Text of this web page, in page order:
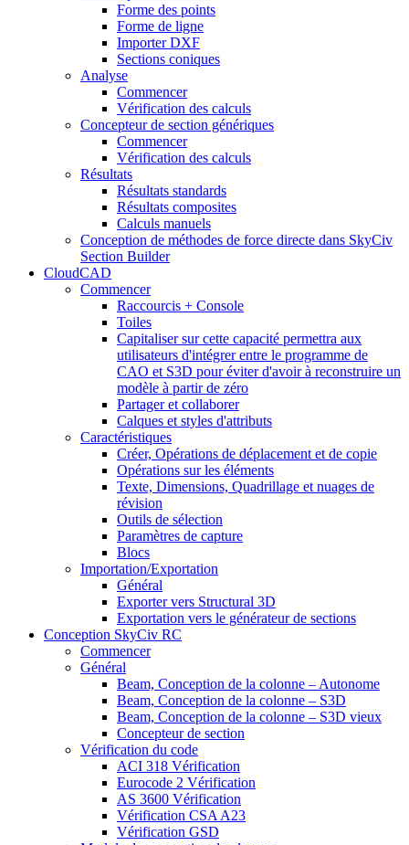
Forme des points
Forme de ligne
Importer DXF
Sections coniques
Analyse
Commencer
Vérification des calculs
Concepteur de section génériques
Commencer
Vérification des calculs
Résultats
Résultats standards
Résultats composites
Calculs manuels
Conception de méthodes de force directe dans SkyCiv
Section Builder
CloudCAD
Commencer
Raccourcis + Console
Toiles
Capitaliser sur cette capacité permettra aux
utilisateurs d'intégrer entre le programme de
CAO et S3D pour éviter d'avoir à reconstruire un
modèle à partir de zéro
Partager et collaborer
Calques et styles d'attributs
Caractéristiques
Créer, Opérations de déplacement et de copie
Opérations sur les éléments
Texte, Dimensions, Quadrillage et nuages ​​de
révision
Outils de sélection
Paramètres de capture
Blocs
Importation/Exportation
Général
Exporter vers Structural 3D
Exportation vers le générateur de sections
Conception SkyCiv RC
Commencer
Général
Beam, Conception de la colonne – Autonome
Beam, Conception de la colonne – S3D
Beam, Conception de la colonne – S3D vieux
Concepteur de section
Vérification du code
ACI 318 Vérification
Eurocode 2 Vérification
AS 3600 Vérification
Vérification CSA A23
Vérification GSD